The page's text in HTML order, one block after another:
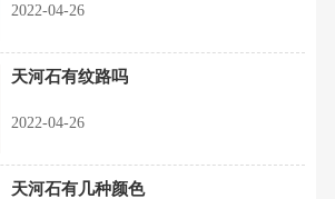
2022-04-26
天河石有纹路吗
2022-04-26
天河石有几种颜色